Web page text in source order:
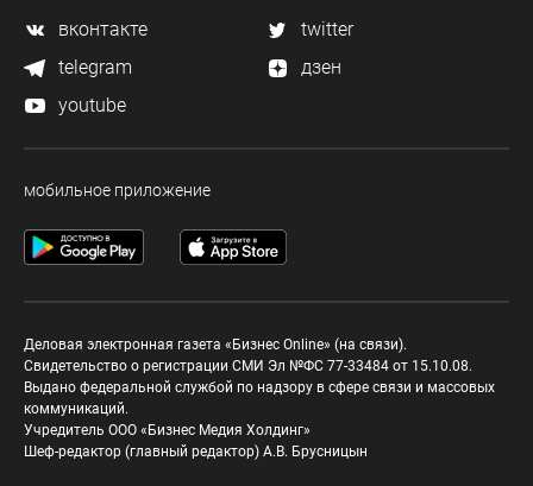
вконтакте
twitter
telegram
дзен
youtube
мобильное приложение
Деловая электронная газета «Бизнес Online» (на связи).
Свидетельство о регистрации СМИ Эл №ФС 77-33484 от 15.10.08.
Выдано федеральной службой по надзору в сфере связи и массовых
коммуникаций.
Учредитель ООО «Бизнес Медия Холдинг»
Шеф-редактор (главный редактор) А.В. Брусницын